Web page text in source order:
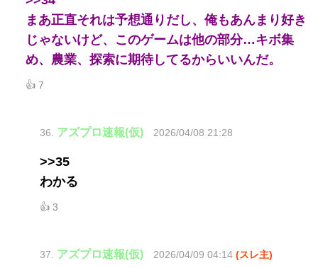
まあ正直それは予想通りだし、俺もあんまり好き
じゃないけど、このゲームは他の部分…キボ集
め、農業、探索に期待してるからいいんだ。
👍 7
36. アズプロ速報(仮) 2026/04/08 21:28
>>35
わかる
👍 3
37. アズプロ速報(仮) 2026/04/09 04:14 (スレ主)